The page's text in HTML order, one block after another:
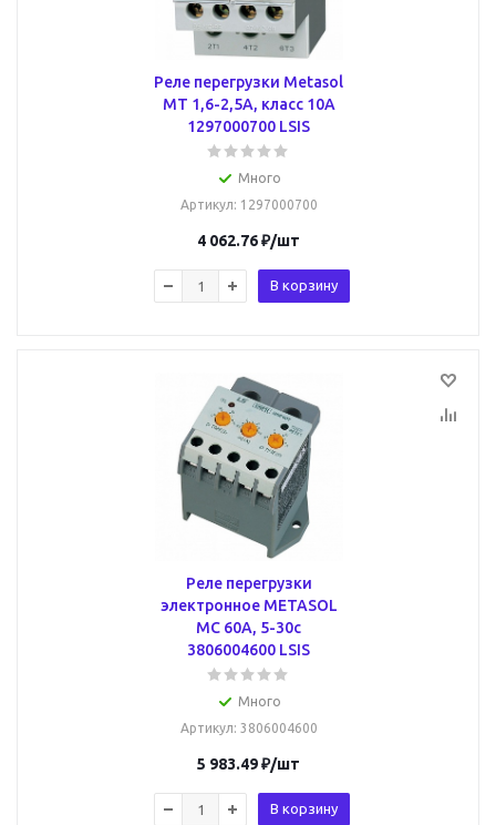
Реле перегрузки Metasol
MT 1,6-2,5А, класс 10A
1297000700 LSIS
Много
Артикул: 1297000700
4 062.76₽/шт
В корзину
Реле перегрузки
электронное METASOL
MC 60А, 5-30с
3806004600 LSIS
Много
Артикул: 3806004600
5 983.49₽/шт
В корзину